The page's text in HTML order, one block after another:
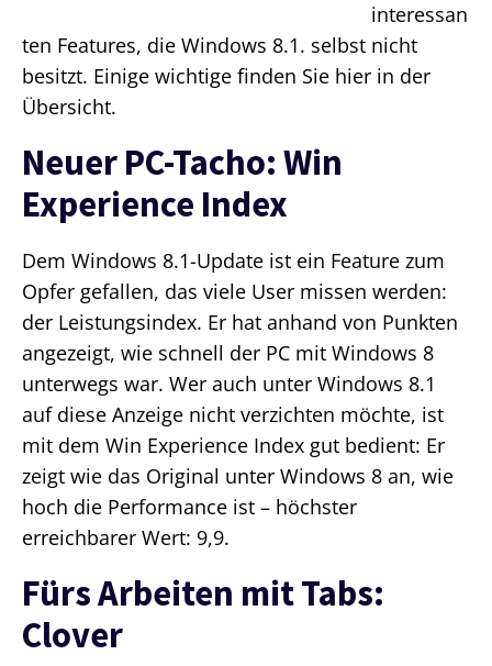
interessan
ten Features, die Windows 8.1. selbst nicht
besitzt. Einige wichtige finden Sie hier in der
Übersicht.
Neuer PC-Tacho: Win
Experience Index
Dem Windows 8.1-Update ist ein Feature zum
Opfer gefallen, das viele User missen werden:
der Leistungsindex. Er hat anhand von Punkten
angezeigt, wie schnell der PC mit Windows 8
unterwegs war. Wer auch unter Windows 8.1
auf diese Anzeige nicht verzichten möchte, ist
mit dem Win Experience Index gut bedient: Er
zeigt wie das Original unter Windows 8 an, wie
hoch die Performance ist – höchster
erreichbarer Wert: 9,9.
Fürs Arbeiten mit Tabs:
Clover